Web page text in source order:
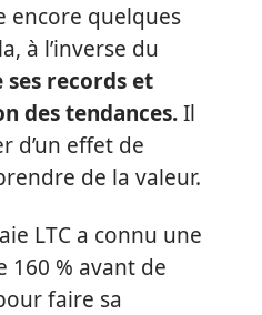
encore quelques
à l’inverse du
ses records et
des tendances.Il
d’un effet de
de la valeur.
LTC a connu une
160 % avant de
faire sa